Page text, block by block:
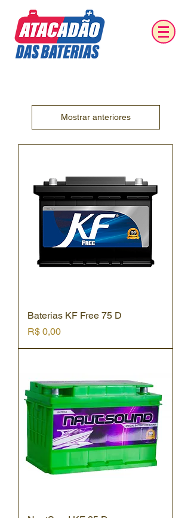
Mostrar anteriores
Baterias KF Free 75 D
Preço
R$ 0,00